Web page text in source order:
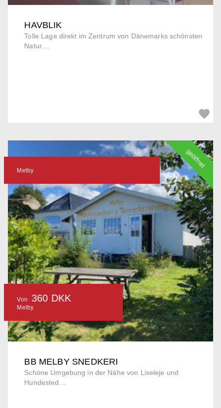
HAVBLIK
Tolle Lage direkt im Zentrum von Dänemarks schönsten
Natur....
BB MELBY SNEDKERI
Schöne Umgebung in der Nähe von Liseleje und
Hundested...
Melby
Von 360 DKK
Melby
geöffnet